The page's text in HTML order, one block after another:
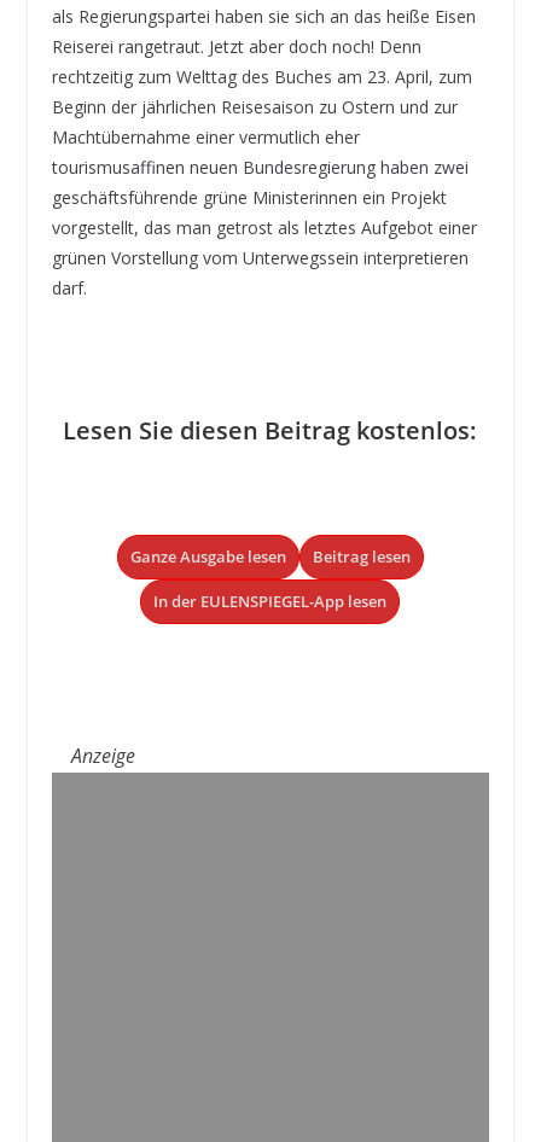
als Regierungspartei haben sie sich an das heiße Eisen
Reiserei rangetraut. Jetzt aber doch noch! Denn
rechtzeitig zum Welttag des Buches am 23. April, zum
Beginn der jährlichen Reisesaison zu Ostern und zur
Machtübernahme einer vermutlich eher
tourismusaffinen neuen Bundesregierung haben zwei
geschäftsführende grüne Ministerinnen ein Projekt
vorgestellt, das man getrost als letztes Aufgebot einer
grünen Vorstellung vom Unterwegssein interpretieren
darf.
Lesen Sie diesen Beitrag kostenlos:
Ganze Ausgabe lesen Beitrag lesen
In der EULENSPIEGEL-App lesen
Anzeige